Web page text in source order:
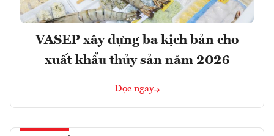
VASEP xây dựng ba kịch bản cho
xuất khẩu thủy sản năm 2026
Đọc ngay